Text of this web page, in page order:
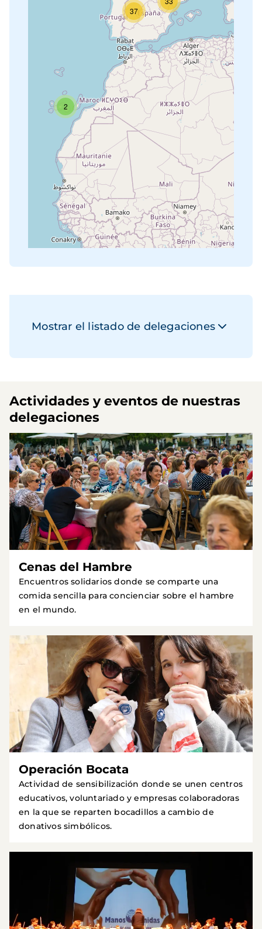
2
37
Mostrar el listado de delegaciones
Actividades y eventos de nuestras
delegaciones
Cenas del Hambre
Encuentros solidarios donde se comparte una
comida sencilla para concienciar sobre el hambre
en el mundo.
Operación Bocata
Actividad de sensibilización donde se unen centros
educativos, voluntariado y empresas colaboradoras
en la que se reparten bocadillos a cambio de
donativos simbólicos.